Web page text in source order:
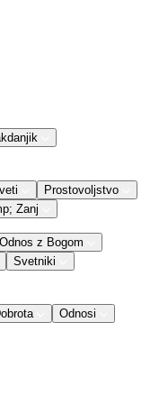
Prostovoljstvo
Zanj
Odnos z Bogom
Svetniki
Odnosi